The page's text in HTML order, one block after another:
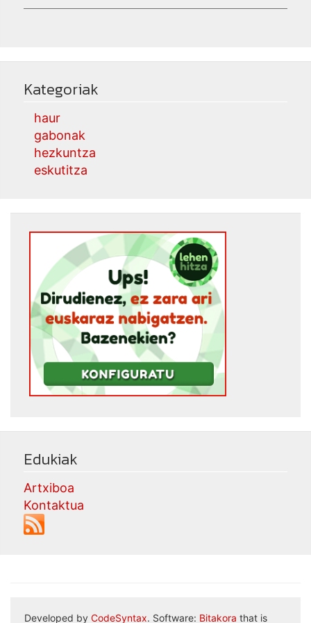
Kategoriak
haur
gabonak
hezkuntza
eskutitza
Edukiak
Artxiboa
Kontaktua
Developed by CodeSyntax. Software: Bitakora that is